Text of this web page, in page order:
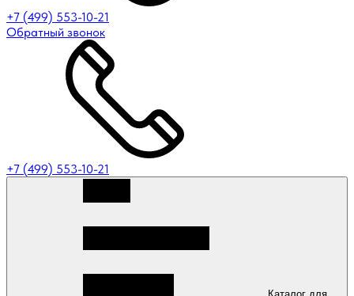
+7 (499) 553-10-21
Обратный звонок
+7 (499) 553-10-21